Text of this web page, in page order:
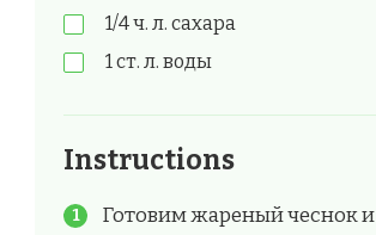
1/4 ч. л. сахара
1 ст. л. воды
Instructions
Готовим жареный чеснок и